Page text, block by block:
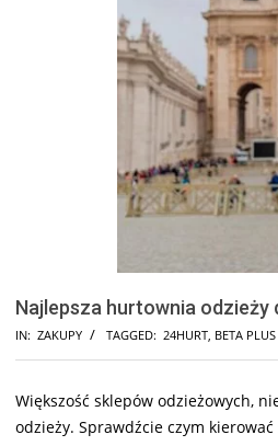
Najlepsza hurtownia odzieży
IN: ZAKUPY TAGGED: 24HURT BETA
Większość sklepów odzieżowych,
odzieży. Sprawdźcie czym